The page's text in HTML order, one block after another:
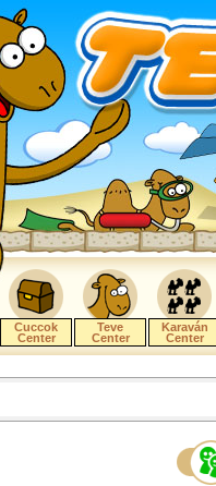
Cuccok
Center
Teve
Center
Karaván
Center